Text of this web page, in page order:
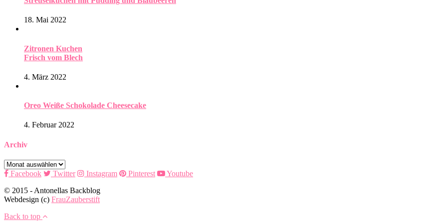
18. Mai 2022
Zitronen Kuchen
Frisch vom Blech
4. März 2022
Oreo Weiße Schokolade Cheesecake
4. Februar 2022
Archiv
Archiv
Facebook
Twitter Instagram Pinterest
Youtube
© 2015 - Antonellas Backblog
Webdesign (c) FrauZauberstift
Back to top